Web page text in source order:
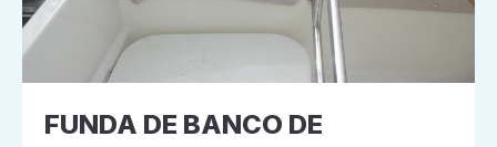
FUNDA DE BANCO DE